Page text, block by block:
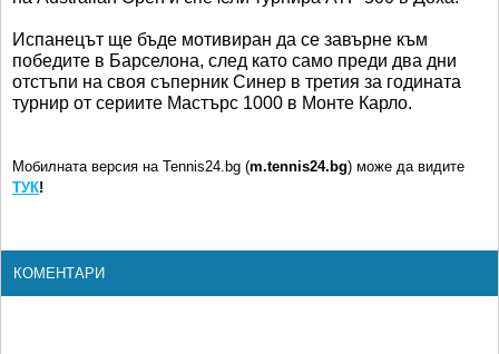
Испанецът ще бъде мотивиран да се завърне към
победите в Барселона, след като само преди два дни
отстъпи на своя съперник Синер в третия за годината
турнир от сериите Мастърс 1000 в Монте Карло.
Мобилната версия на Tennis24.bg (m.tennis24.bg) може да видите
ТУК!
КОМЕНТАРИ